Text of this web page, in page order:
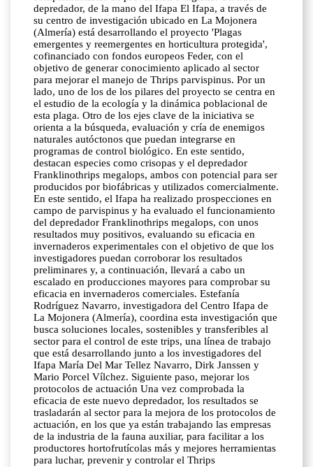
depredador, de la mano del Ifapa El Ifapa, a través de
su centro de investigación ubicado en La Mojonera
(Almería) está desarrollando el proyecto 'Plagas
emergentes y reemergentes en horticultura protegida',
cofinanciado con fondos europeos Feder, con el
objetivo de generar conocimiento aplicado al sector
para mejorar el manejo de Thrips parvispinus. Por un
lado, uno de los de los pilares del proyecto se centra en
el estudio de la ecología y la dinámica poblacional de
esta plaga. Otro de los ejes clave de la iniciativa se
orienta a la búsqueda, evaluación y cría de enemigos
naturales autóctonos que puedan integrarse en
programas de control biológico. En este sentido,
destacan especies como crisopas y el depredador
Franklinothrips megalops, ambos con potencial para ser
producidos por biofábricas y utilizados comercialmente.
En este sentido, el Ifapa ha realizado prospecciones en
campo de parvispinus y ha evaluado el funcionamiento
del depredador Franklinothrips megalops, con unos
resultados muy positivos, evaluando su eficacia en
invernaderos experimentales con el objetivo de que los
investigadores puedan corroborar los resultados
preliminares y, a continuación, llevará a cabo un
escalado en producciones mayores para comprobar su
eficacia en invernaderos comerciales. Estefanía
Rodríguez Navarro, investigadora del Centro Ifapa de
La Mojonera (Almería), coordina esta investigación que
busca soluciones locales, sostenibles y transferibles al
sector para el control de este trips, una línea de trabajo
que está desarrollando junto a los investigadores del
Ifapa María Del Mar Tellez Navarro, Dirk Janssen y
Mario Porcel Vílchez. Siguiente paso, mejorar los
protocolos de actuación Una vez comprobada la
eficacia de este nuevo depredador, los resultados se
trasladarán al sector para la mejora de los protocolos de
actuación, en los que ya están trabajando las empresas
de la industria de la fauna auxiliar, para facilitar a los
productores hortofrutícolas más y mejores herramientas
para luchar, prevenir y controlar el Thrips